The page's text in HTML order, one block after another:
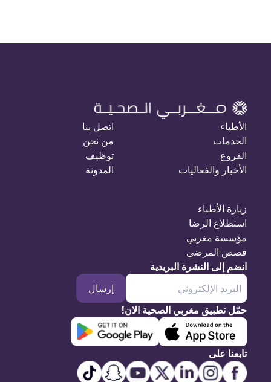
الأطباء
الخدمات
الفروع
الأخبار والفعاليات
اتصل بنا
من نحن
توظيف
المدونة
زيارة الأطباء
استطلاع الرضا
مؤسسة مغربي
قصص المرضى
انضم إلى النشرة البريدية
إرسال
حمّل تطبيق مغربي الصحية الان!
تابعنا على